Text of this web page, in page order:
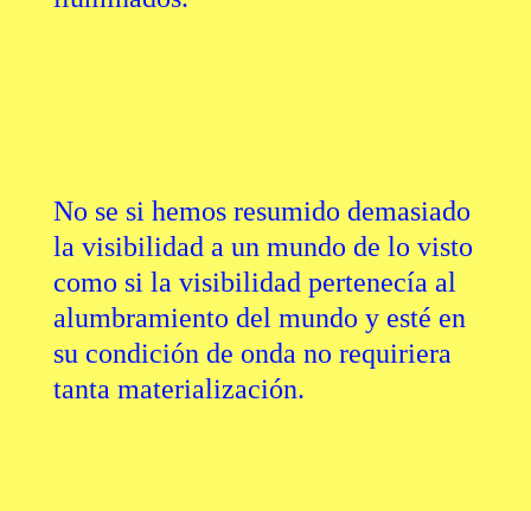
No se si hemos resumido demasiado
la visibilidad a un mundo de lo visto
como si la visibilidad pertenecía al
alumbramiento del mundo y esté en
su condición de onda no requiriera
tanta materialización.